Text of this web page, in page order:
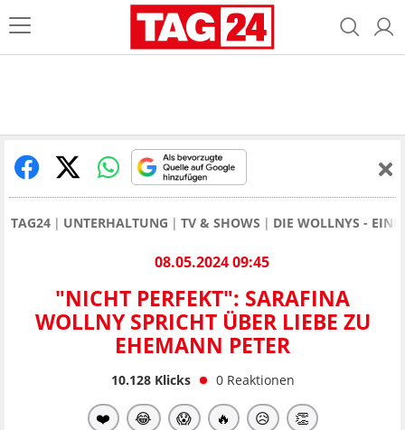
TAG24 UNTERHALTUNG TV & SHOWS DIE WOLLNYS - EINE
08.05.2024 09:45
"NICHT PERFEKT": SARAFINA
WOLLNY SPRICHT ÜBER LIEBE ZU
EHEMANN PETER
10.128Klicks 0 Reaktionen
❤️ 😂 😱 🔥 😥 👏